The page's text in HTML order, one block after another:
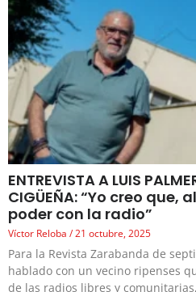
ENTREVISTA A LUIS
CIGÜEÑA: “Yo creo que,
poder con la radio”
Víctor Reloba 21 octubre, 2025
Para la Revista Zarabanda de
hablado con un vecino ripenses
de las radios libres y